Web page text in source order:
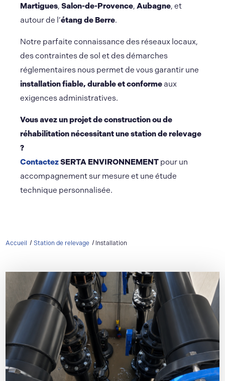
Martigues, Salon-de-Provence, Aubagne, et
autour de l’étang de Berre.
Notre parfaite connaissance des réseaux locaux,
des contraintes de sol et des démarches
réglementaires nous permet de vous garantir une
installation fiable, durable et conforme aux
exigences administratives.
Vous avez un projet de construction ou de
réhabilitation nécessitant une station de relevage
?
ContactezSERTA ENVIRONNEMENT pour un
accompagnement sur mesure et une étude
technique personnalisée.
Accueil Station de relevage Installation